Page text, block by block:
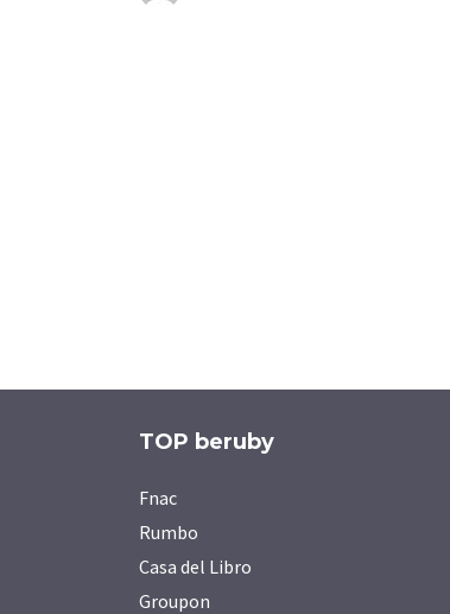
TOP beruby
Fnac
Rumbo
Casa del Libro
Groupon